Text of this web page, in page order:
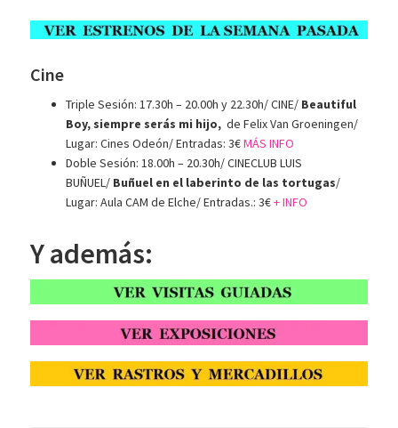
Cine
Triple Sesión: 17.30h – 20.00h y 22.30h/ CINE/ Beautiful
Boy, siempre serás mi hijo,de Felix Van Groeningen/
Lugar: Cines Odeón/ Entradas: 3€MÁS INFO
Doble Sesión: 18.00h – 20.30h/ CINECLUB LUIS
BUÑUEL/ Buñuel en el laberinto de las tortugas/
Lugar: Aula CAM de Elche/ Entradas.: 3€+ INFO
Y además: